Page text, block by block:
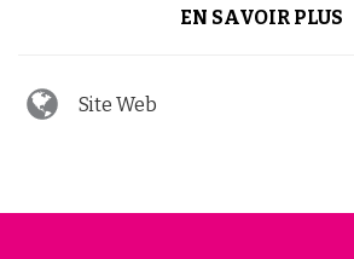
EN SAVOIR PLUS
Site Web